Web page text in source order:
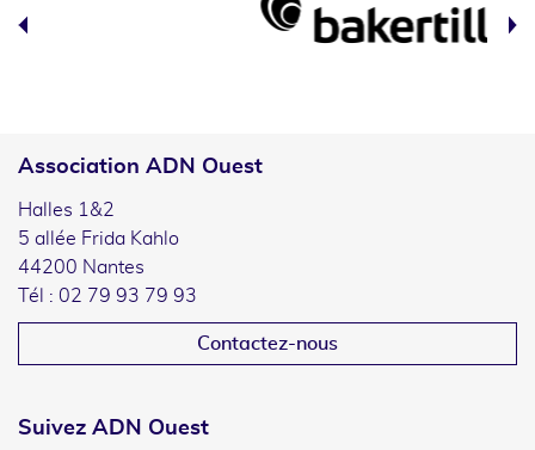
Association ADN Ouest
Halles 1&2
5 allée Frida Kahlo
44200 Nantes
Tél : 02 79 93 79 93
Contactez-nous
Suivez ADN Ouest